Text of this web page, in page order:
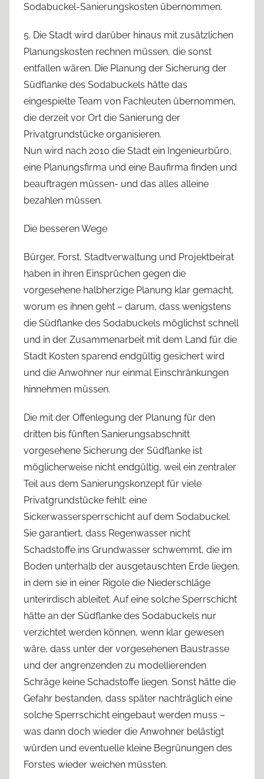
Sodabuckel-Sanierungskosten übernommen.
5. Die Stadt wird darüber hinaus mit zusätzlichen
Planungskosten rechnen müssen, die sonst
entfallen wären. Die Planung der Sicherung der
Südflanke des Sodabuckels hätte das
eingespielte Team von Fachleuten übernommen,
die derzeit vor Ort die Sanierung der
Privatgrundstücke organisieren.
Nun wird nach 2010 die Stadt ein Ingenieurbüro,
eine Planungsfirma und eine Baufirma finden und
beauftragen müssen- und das alles alleine
bezahlen müssen.
Die besseren Wege
Bürger, Forst, Stadtverwaltung und Projektbeirat
haben in ihren Einsprüchen gegen die
vorgesehene halbherzige Planung klar gemacht,
worum es ihnen geht – darum, dass wenigstens
die Südflanke des Sodabuckels möglichst schnell
und in der Zusammenarbeit mit dem Land für die
Stadt Kosten sparend endgültig gesichert wird
und die Anwohner nur einmal Einschränkungen
hinnehmen müssen.
Die mit der Offenlegung der Planung für den
dritten bis fünften Sanierungsabschnitt
vorgesehene Sicherung der Südflanke ist
möglicherweise nicht endgültig, weil ein zentraler
Teil aus dem Sanierungskonzept für viele
Privatgrundstücke fehlt: eine
Sickerwassersperrschicht auf dem Sodabuckel.
Sie garantiert, dass Regenwasser nicht
Schadstoffe ins Grundwasser schwemmt, die im
Boden unterhalb der ausgetauschten Erde liegen,
in dem sie in einer Rigole die Niederschläge
unterirdisch ableitet. Auf eine solche Sperrschicht
hätte an der Südflanke des Sodabuckels nur
verzichtet werden können, wenn klar gewesen
wäre, dass unter der vorgesehenen Baustrasse
und der angrenzenden zu modellierenden
Schräge keine Schadstoffe liegen. Sonst hätte die
Gefahr bestanden, dass später nachträglich eine
solche Sperrschicht eingebaut werden muss –
was dann doch wieder die Anwohner belästigt
würden und eventuelle kleine Begrünungen des
Forstes wieder weichen müssten.